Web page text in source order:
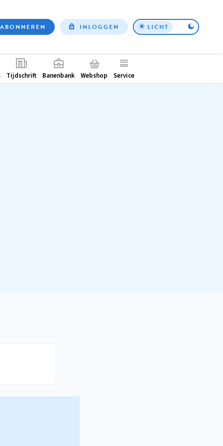
Top
ABONNEREN INLOGGEN LICHT
Tijdschrift Banenbank Webshop Service